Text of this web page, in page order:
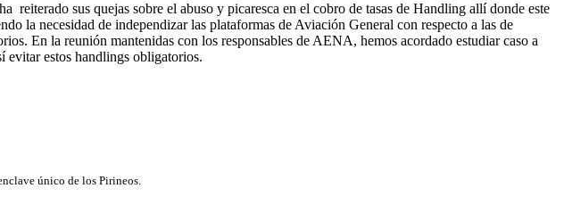
sus quejas sobre el abuso y picaresca en el cobro de tasas de Handling allí donde este
la necesidad de independizar las plataformas de Aviación General con respecto a las de
En la reunión mantenidas con los responsables de AENA, hemos acordado estudiar caso a
evitar estos handlings obligatorios.
único de los Pirineos.